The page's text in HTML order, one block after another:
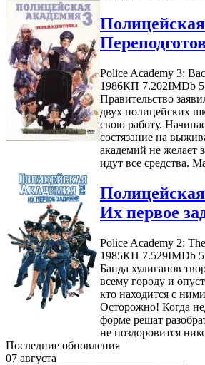
Police Academy 3:
1986КП 7.202IMDb
Правительство
двух полицейских
свою работу.
состязание на
академий не желает
идут все средства.
Их первое
Police Academy 2:
1985КП 7.529IMDb
Банда хулиганов
всему городу и
кто находится с
Осторожно! Когда
форме решат
не поздоровится
Последние обновления
07 августа